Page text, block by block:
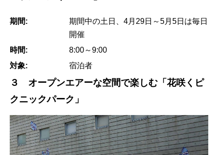
期間:
期間中の土日、4月29日～5月5日は毎日
開催
時間:
8:00～9:00
対象:
宿泊者
３ オープンエアーな空間で楽しむ「花咲くピ
クニックパーク」